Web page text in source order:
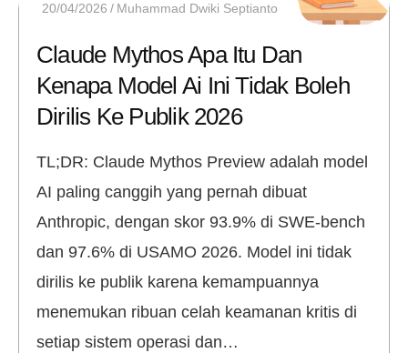
20/04/2026 Muhammad Dwiki Septianto
Claude Mythos Apa Itu Dan
Kenapa Model Ai Ini Tidak Boleh
Dirilis Ke Publik 2026
TL;DR: Claude Mythos Preview adalah model
AI paling canggih yang pernah dibuat
Anthropic, dengan skor 93.9% di SWE-bench
dan 97.6% di USAMO 2026. Model ini tidak
dirilis ke publik karena kemampuannya
menemukan ribuan celah keamanan kritis di
setiap sistem operasi dan…